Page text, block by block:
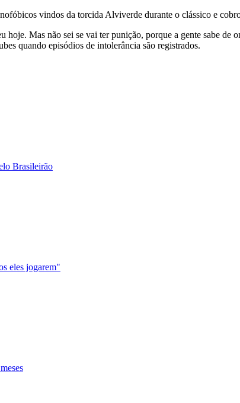
vindos da torcida Alviverde durante o clássico e
Mas não sei se vai ter punição, porque a gente sabe de
quando episódios de intolerância são registrados.
Brasileirão
eles jogarem"